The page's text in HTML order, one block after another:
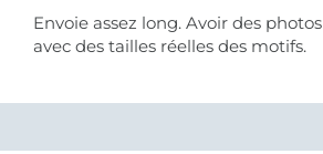
Envoie assez long. Avoir des photos
avec des tailles réelles des motifs.